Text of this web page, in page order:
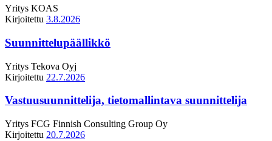
Yritys KOAS
Kirjoitettu 3.8.2026
Suunnittelupäällikkö
Yritys Tekova Oyj
Kirjoitettu 22.7.2026
Vastuusuunnittelija, tietomallintava suunnittelija
Yritys FCG Finnish Consulting Group Oy
Kirjoitettu 20.7.2026